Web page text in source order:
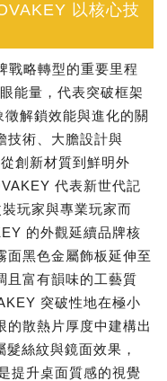
以核心技
戰略轉型的重要里程
能量，代表突破框架
解鎖效能與進化的關
技術、大膽設計與
創新材質到鮮明外
代表新世代記
玩家與專業玩家而
的外觀延續品牌核
面黑色金屬飾板延伸至
且富有韻味的工藝質
突破性地在極小
的散熱片厚度中建構出
絲紋與鏡面效果，
提升桌面質感的視覺